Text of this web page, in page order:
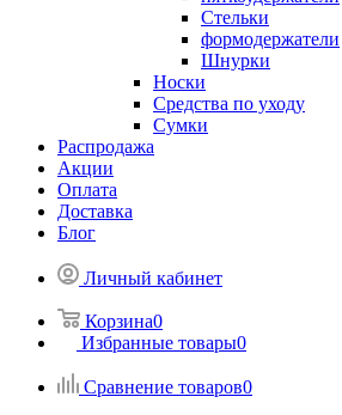
Стельки
формодержатели
Шнурки
Носки
Средства по уходу
Сумки
Распродажа
Акции
Оплата
Доставка
Блог
Личный кабинет
Корзина0
Избранные товары0
Сравнение товаров0